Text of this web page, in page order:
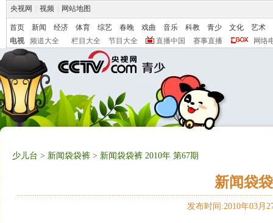
央视网 视频 网站地图
首页 新闻 经济 体育 综艺 春晚 戏曲 音乐 科教 青少 文化
艺术
电视
频道大全 栏目大全 节目大全 直播中国 赛事直播 网络
少儿台 > 新闻袋袋裤 > 新闻袋袋裤 2010年 第67期
新闻袋
发布时间:2010年03月